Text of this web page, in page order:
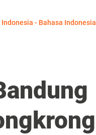
Indonesia - Bahasa Indonesia